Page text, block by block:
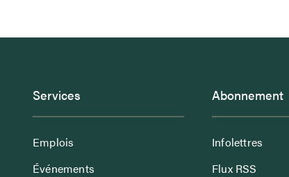
Services
Emplois
Événements
Abonnement
Infolettres
Flux RSS